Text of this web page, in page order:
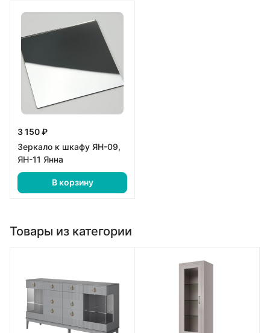
3 150 ₽
Зеркало к шкафу ЯН-09,
ЯН-11 Янна
В корзину
Товары из категории